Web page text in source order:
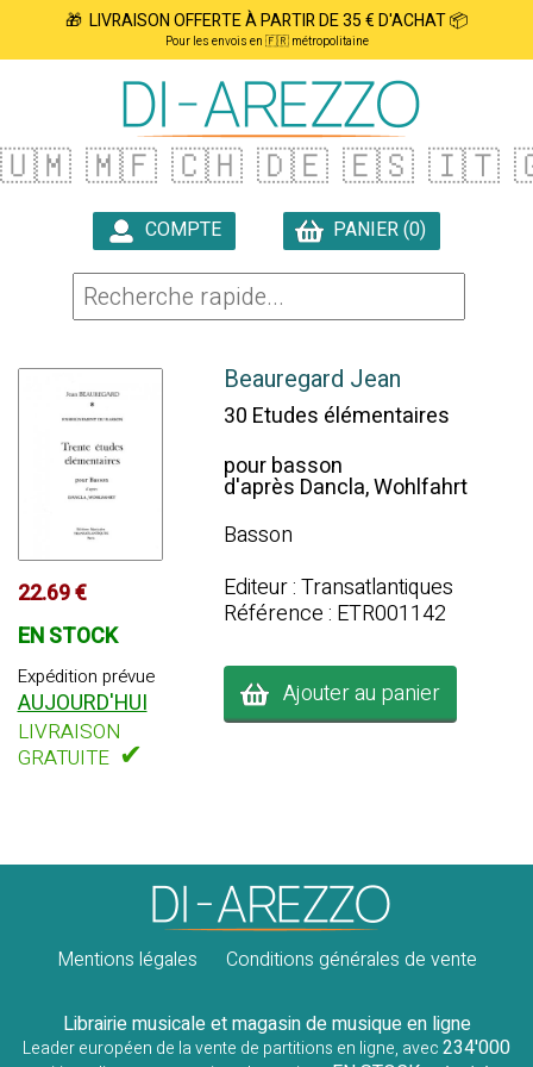
🎁 LIVRAISON OFFERTE À PARTIR DE 35 € D'ACHAT 📦
Pour les envois en 🇫🇷 métropolitaine
🇺🇲 🇲🇫 🇨🇭 🇩🇪 🇪🇸 🇮🇹
COMPTE
PANIER (0)
22.69 €
EN STOCK
Expédition prévue
AUJOURD'HUI
LIVRAISON
GRATUITE ✔
Beauregard Jean
30 Etudes élémentaires
pour basson
d'après Dancla, Wohlfahrt
Basson
Editeur : Transatlantiques
Référence : ETR001142
Ajouter au panier
Mentions légales Conditions générales de vente
Librairie musicale et magasin de musique en ligne
Leader européen de la vente de partitions en ligne, avec234'000